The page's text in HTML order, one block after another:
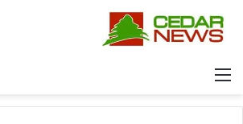
القائمة